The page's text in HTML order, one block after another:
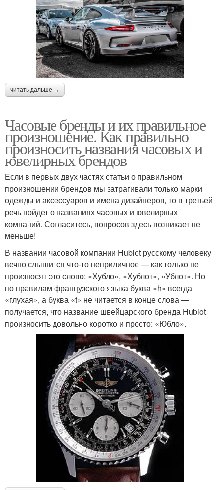
читать дальше →
Часовые бренды и их правильное
произношение. Как правильно
произносить названия часовых и
ювелирных брендов
Если в первых двух частях статьи о правильном
произношении брендов мы затрагивали только марки
одежды и аксессуаров и имена дизайнеров, то в третьей
речь пойдет о названиях часовых и ювелирных
компаний. Согласитесь, вопросов здесь возникает не
меньше!
В названии часовой компании Hublot русскому человеку
вечно слышится что-то неприличное — как только не
произносят это слово: «Хубло», «Хублот», «Ублот». Но
по правилам французского языка буква «h» всегда
«глухая», а буква «t» не читается в конце слова —
получается, что название швейцарского бренда Hublot
произносить довольно коротко и просто: «Юбло».